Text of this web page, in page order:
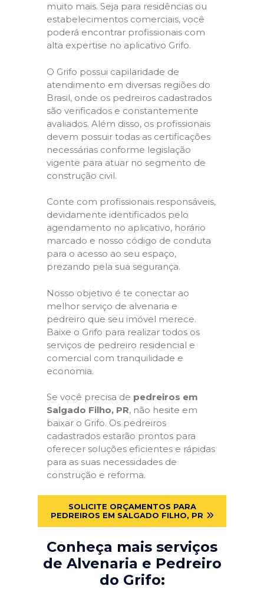
muito mais. Seja para residências ou
estabelecimentos comerciais, você
poderá encontrar profissionais com
alta expertise no aplicativo Grifo.
O Grifo possui capilaridade de
atendimento em diversas regiões do
Brasil, onde os pedreiros cadastrados
são verificados e constantemente
avaliados. Além disso, os profissionais
devem possuir todas as certificações
necessárias conforme legislação
vigente para atuar no segmento de
construção civil.
Conte com profissionais responsáveis,
devidamente identificados pelo
agendamento no aplicativo, horário
marcado e nosso código de conduta
para o acesso ao seu espaço,
prezando pela sua segurança.
Nosso objetivo é te conectar ao
melhor serviço de alvenaria e
pedreiro que seu imóvel merece.
Baixe o Grifo para realizar todos os
serviços de pedreiro residencial e
comercial com tranquilidade e
economia.
Se você precisa de pedreiros em
Salgado Filho, PR, não hesite em
baixar o Grifo. Os pedreiros
cadastrados estarão prontos para
oferecer soluções eficientes e rápidas
para as suas necessidades de
construção e reforma.
SOLICITE ORÇAMENTOS PARA
PEDREIROS EM SALGADO FILHO, PR
Conheça mais serviços
de Alvenaria e Pedreiro
do Grifo: